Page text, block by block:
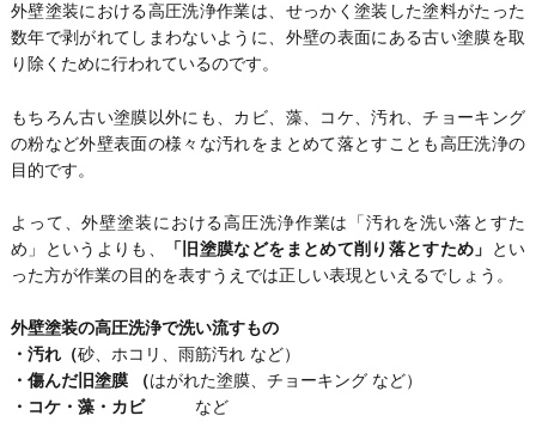
外壁塗装における高圧洗浄作業は、せっかく塗装した塗料がたった
数年で剥がれてしまわないように、外壁の表面にある古い塗膜を取
り除くために行われているのです。
もちろん古い塗膜以外にも、カビ、藻、コケ、汚れ、チョーキング
の粉など外壁表面の様々な汚れをまとめて落とすことも高圧洗浄の
目的です。
よって、外壁塗装における高圧洗浄作業は「汚れを洗い落とすた
め」というよりも、
「旧塗膜などをまとめて削り落とすため」
とい
った方が作業の目的を表すうえでは正しい表現といえるでしょう。
外壁塗装の高圧洗浄で洗い流すもの
・汚れ（砂、ホコリ、雨筋汚れ など）
・傷んだ旧塗膜 （はがれた塗膜、チョーキング など）
・コケ・藻・カビなど